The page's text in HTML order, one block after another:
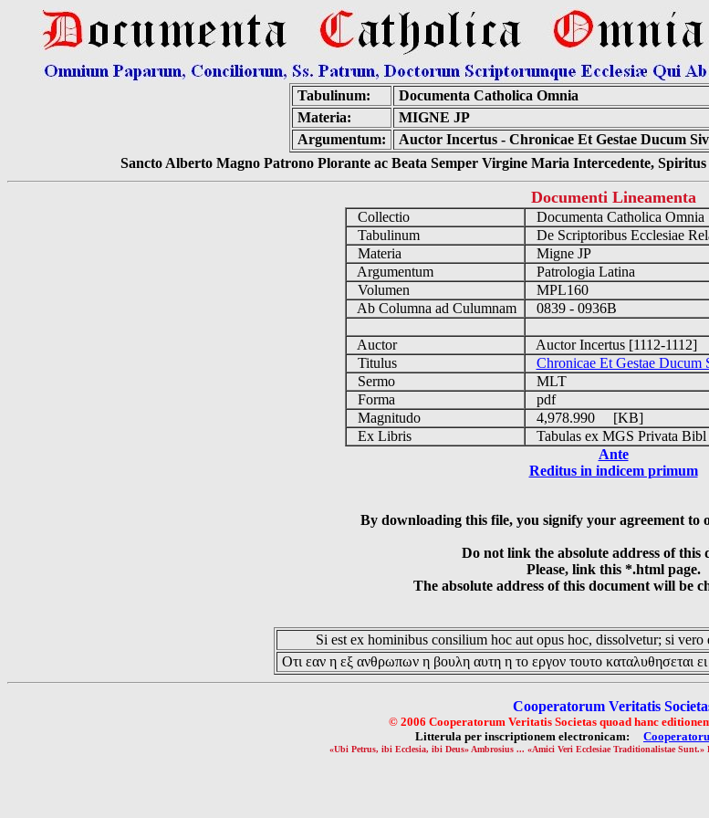
Tabulinum:
Documenta Catholica Omnia
Materia:
MIGNE JP
Argumentum:
Auctor Incertus - Chronicae Et Gestae Ducum
Sancto Alberto Magno Patrono Plorante ac Beata Semper Virgine Maria Intercedente,
Documenti Lineamenta
Collectio
Documenta Catholica Omnia
Tabulinum
De Scriptoribus Ecclesiae
Materia
Migne JP
Argumentum
Patrologia Latina
Volumen
MPL160
Ab Columna ad Culumnam
0839 - 0936B
Auctor
Auctor Incertus [1112-1112]
Titulus
Chronicae Et Gestae
Sermo
MLT
Forma
pdf
Magnitudo
4,978.990 [KB]
Ex Libris
Tabulas ex MGS Privata
Ante
Reditus in indicem primum
By downloading this file, you signify your agreement to
Do not link the absolute address of this
Please, link this *.html page.
The absolute address of this document will be
Si est ex hominibus consilium hoc aut opus hoc, dissolvetur; si
Οτι εαν η εξ ανθρωπων η βουλη αυτη η το εργον τουτο καταλυθησεται
Cooperatorum Veritatis
© 2006 Cooperatorum Veritatis Societas quoad hanc
Litterula per inscriptionem electronicam:
«Ubi Petrus, ibi Ecclesia, ibi Deus» Ambrosius ... «Amici Veri Ecclesiae Traditionalistae Sunt.»